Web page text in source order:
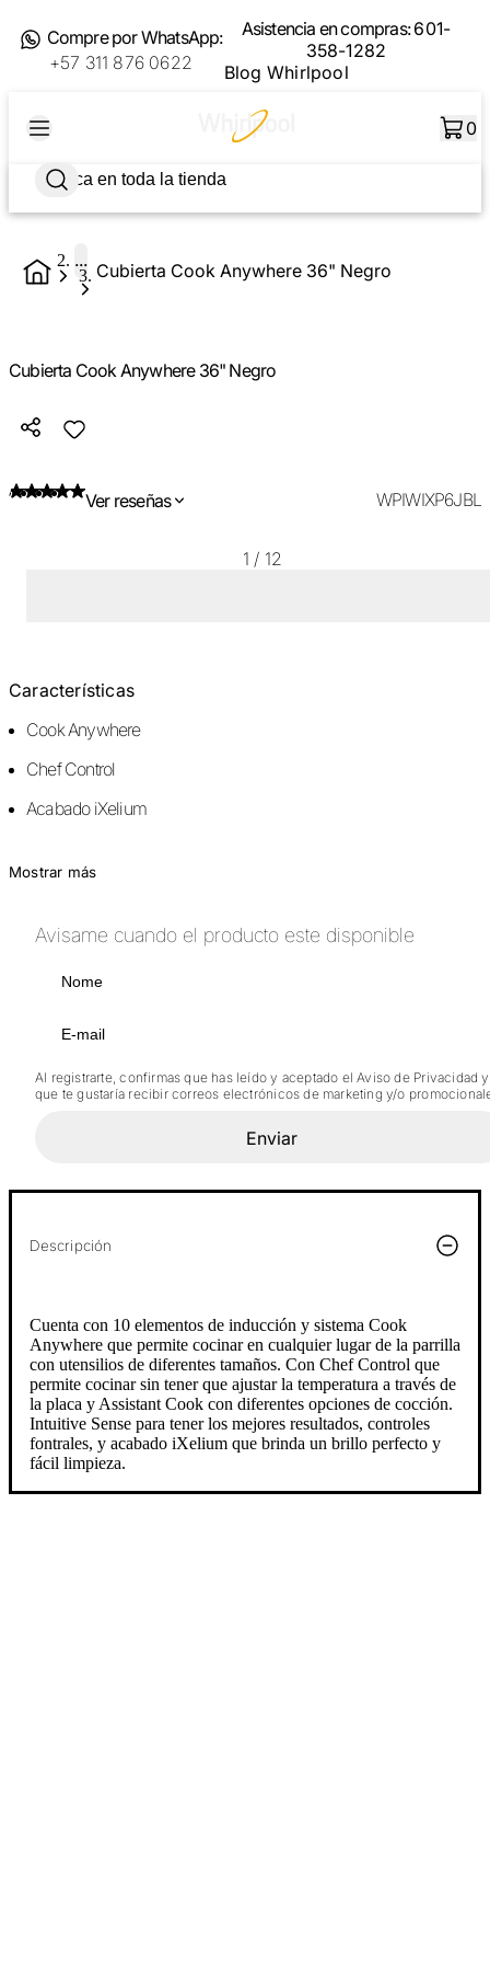
Compre por WhatsApp:
+57 311 876 0622
Asistencia en compras:601-
358-1282
Blog Whirlpool
0
... Cubierta Cook Anywhere 36" Negro
Cubierta Cook Anywhere 36" Negro
Ver reseñas WPIWIXP6JBL
1 / 12
Características
Cook Anywhere
Chef Control
Acabado iXelium
Mostrar más
Avisame cuando el producto este disponible
Al registrarte, confirmas que has leído y aceptado el Aviso de Privacidad y
que te gustaría recibir correos electrónicos de marketing y/o
Enviar
Descripción
Cuenta con 10 elementos de inducción y sistema Cook
Anywhere que permite cocinar en cualquier lugar de la parrilla
con utensilios de diferentes tamaños. Con Chef Control que
permite cocinar sin tener que ajustar la temperatura a través de
la placa y Assistant Cook con diferentes opciones de cocción.
Intuitive Sense para tener los mejores resultados, controles
fontrales, y acabado iXelium que brinda un brillo perfecto y
fácil limpieza.